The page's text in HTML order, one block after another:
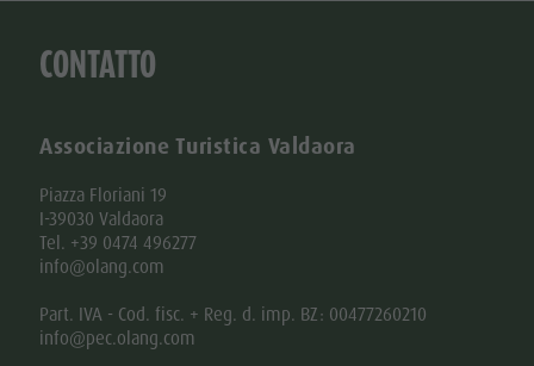
CONTATTO
Associazione Turistica Valdaora
Piazza Floriani 19
I-39030 Valdaora
Tel. +39 0474 496277
info@olang.com
Part. IVA - Cod. fisc. + Reg. d. imp. BZ: 00477260210
info@pec.olang.com